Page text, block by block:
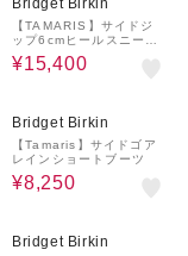
Bridget Birkin
【TAMARIS】サイドジ
ップ6cmヒールスニーカ
ー
¥15,400
Bridget Birkin
【Tamaris】サイドゴア
レインショートブーツ
¥8,250
Bridget Birkin